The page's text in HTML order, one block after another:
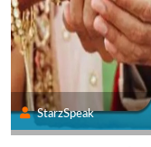
StarzSpeak